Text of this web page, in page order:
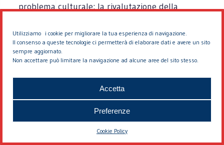
Utilizziamo i cookie per migliorare la tua esperienza di navigazione.
Il consenso a queste tecnologie ci permetterà di elaborare dati e avere un sito
sempre aggiornato.
Non accettare può limitare la navigazione ad alcune aree del sito stesso.
Accetta
Preferenze
Cookie Policy
problema culturale: la rivalutazione della
estraneità alla civiltà capitalistica di massa,
all'eta fordista peraltro ormai tramontata.
E vengo brevemente al MOSE. Ho ritegno a
intervenire sul tema, perché su di esso non
posso vantare le competenze che invece mi
Sono molto sensibile a tutte le sensate